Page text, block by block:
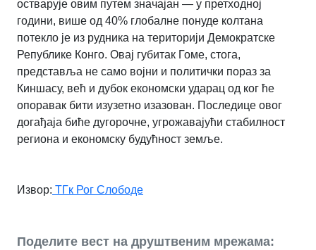
остварује овим путем значајан — у претходној
години, више од 40% глобалне понуде колтана
потекло је из рудника на територији Демократске
Републике Конго. Овај губитак Гоме, стога,
представља не само војни и политички пораз за
Киншасу, већ и дубок економски ударац од ког ће
опоравак бити изузетно изазован. Последице овог
догађаја биће дугорочне, угрожавајући стабилност
региона и економску будућност земље.
Извор: ТГк Рог Слободе
Поделите вест на друштвеним мрежама: